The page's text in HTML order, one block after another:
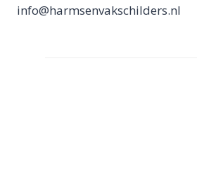
info@harmsenvakschilders.nl